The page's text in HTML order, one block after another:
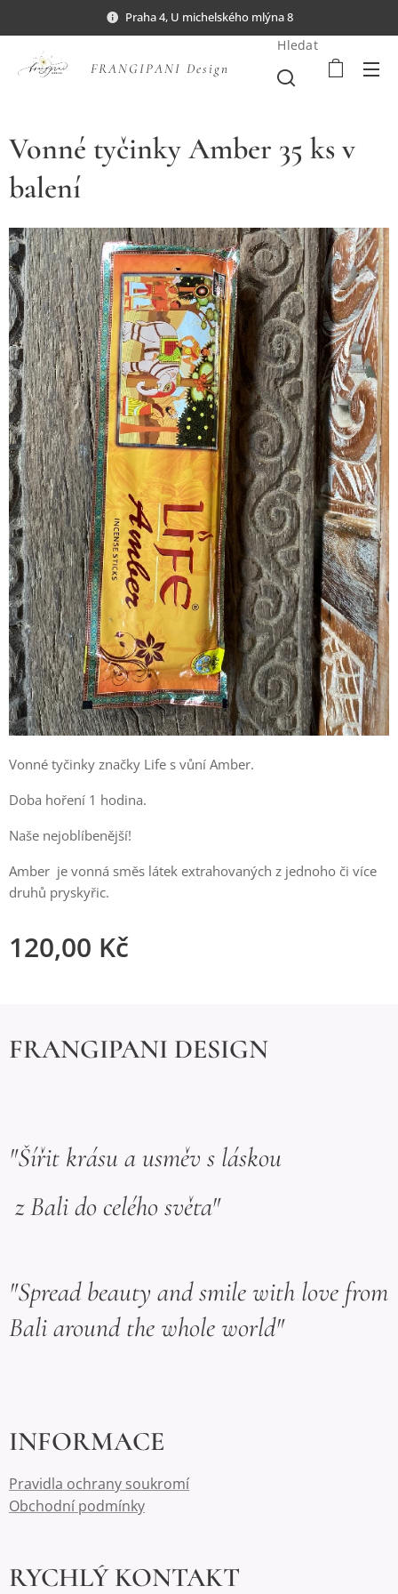
Praha 4, U michelského mlýna 8
FRANGIPANI Design
Hledat
Vonné tyčinky Amber 35 ks v
balení
Vonné tyčinky značky Life s vůní Amber.
Doba hoření 1 hodina.
Naše nejoblíbenější!
Amber je vonná směs látek extrahovaných z jednoho či více
druhů pryskyřic.
120,00 Kč
FRANGIPANI DESIGN
"Šířit krásu a usměv s láskou
z Bali do celého světa"
"Spread beauty and smile with love from
Bali around the whole world"
INFORMACE
Pravidla ochrany soukromí
Obchodní podmínky
RYCHLÝ KONTAKT